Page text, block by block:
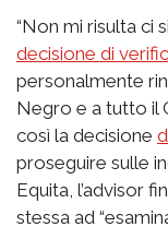
“Non mi risulta ci
decisione di
personalmente
Negro e a tutto il
così la decisione
proseguire sulle
Equita, l’advisor
stessa ad